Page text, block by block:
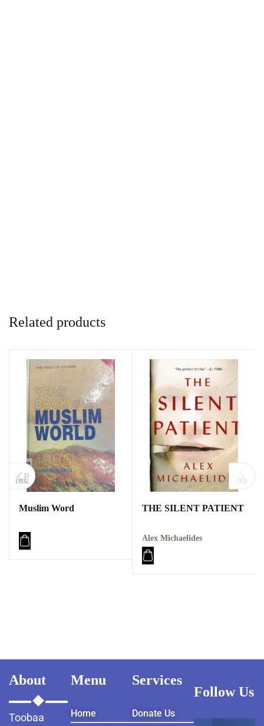
Related products
P
revious
Muslim Word THE SILENT PATIENT
Alex Michaelides
Next
About
Toobaa
Menu
Home
Services
Donate Us
Follow Us